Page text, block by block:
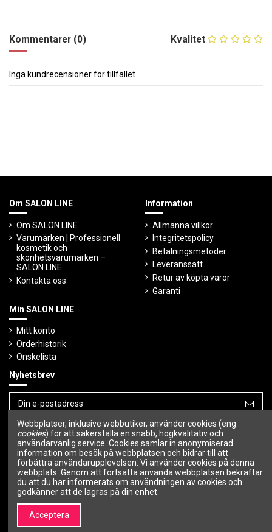
Kvalitet
Kommentarer (0)
Inga kundrecensioner för tillfället.
Om SALON LINE
Om SALON LINE
Varumärken | Professionell
kosmetik och
skönhetsvarumärken –
SALON LINE
Kontakta oss
Information
Allmänna villkor
Integritetspolicy
Betalningsmetoder
Leveranssätt
Retur av köpta varor
Garanti
Min SALON LINE
Mitt konto
Orderhistorik
Önskelista
Nyhetsbrev
Du kan avbryta prenumerationen när som
helst.
Följ oss
Webbplatser, inklusive webbutiker, använder cookies (eng.
cookies) för att säkerställa en snabb, högkvalitativ och
användarvänlig service. Cookies samlar in anonymiserad
information om besök på webbplatsen och bidrar till att
förbättra användarupplevelsen. Vi använder cookies på denna
webbplats. Genom att fortsätta använda webbplatsen bekräftar
du att du har informerats om användningen av cookies och
godkänner att de lagras på din enhet.
Acceptera